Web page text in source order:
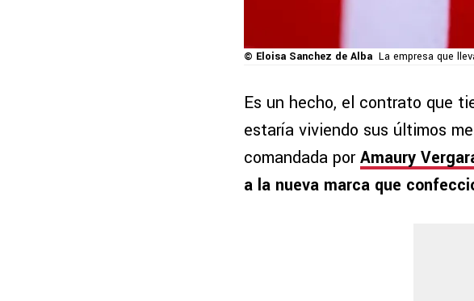
© Eloisa Sanchez de Alba La empresa que
Es un hecho, el contrato que
estaría viviendo sus últimos
comandada porAmaury
a la nueva marca que